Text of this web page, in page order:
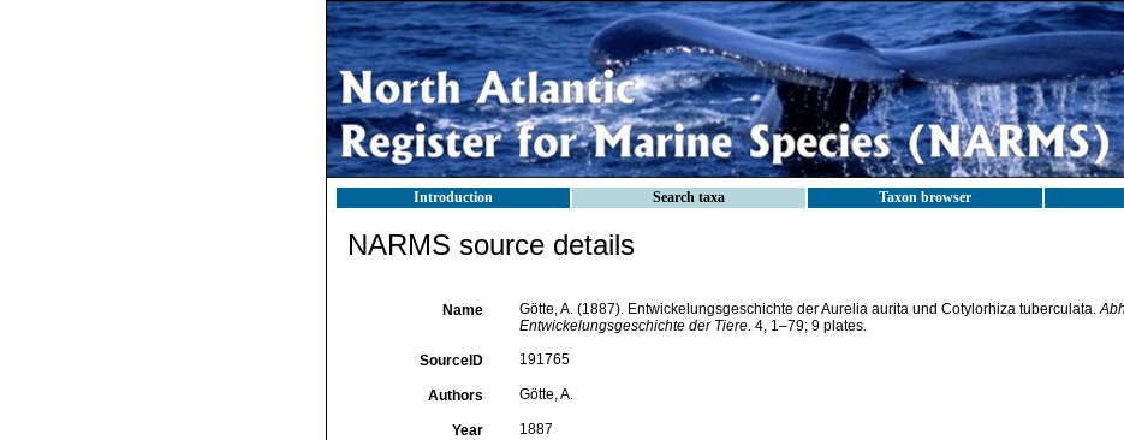
Introduction Search taxa Taxon browser
NARMS source details
Name Götte, A. (1887). Entwickelungsgeschichte der Aurelia aurita und Cotylorhiza tuberculata.
Entwickelungsgeschichte der Tiere. 4, 1–79; 9 plates.
SourceID 191765
Authors Götte, A.
Year 1887